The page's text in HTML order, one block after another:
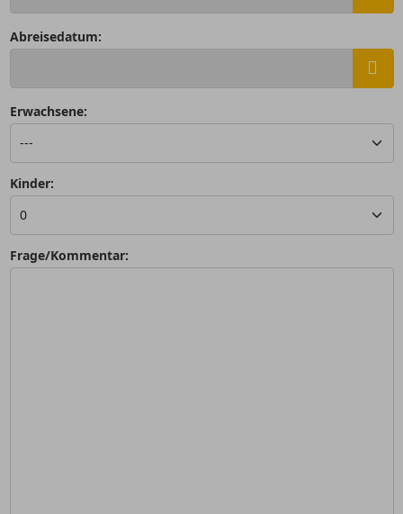
Abreisedatum:
Erwachsene:
Kinder:
Frage/Kommentar: